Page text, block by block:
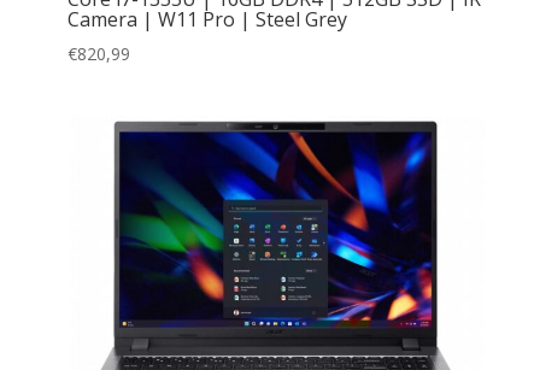
Camera | W11 Pro | Steel Grey
€820,99